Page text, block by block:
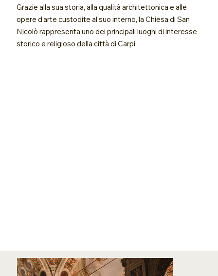
Grazie alla sua storia, alla qualità architettonica e alle
opere d’arte custodite al suo interno, la Chiesa di San
Nicolò rappresenta uno dei principali luoghi di interesse
storico e religioso della città di Carpi.